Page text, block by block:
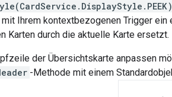
mit Ihrem kontextbezogenen Trigger
Karten durch die aktuelle Karte ersetzt.
der Übersichtskarte anpassen
-Methode mit einem